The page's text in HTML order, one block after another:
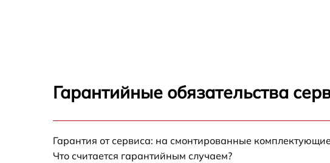
Замена жерновов кофемолки Asko CM8478G
Гарантийные обязательства
Гарантия от сервиса: на смонтированные
Что считается гарантийным случаем?